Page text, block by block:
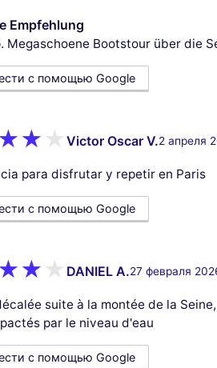
Empfehlung
Megaschoene Bootstour über die
с помощью Google
Victor Oscar V.2 апреля
para disfrutar y repetir en Paris
с помощью Google
DANIEL A.27 февраля
suite à la montée de la
par le niveau d'eau
с помощью Google